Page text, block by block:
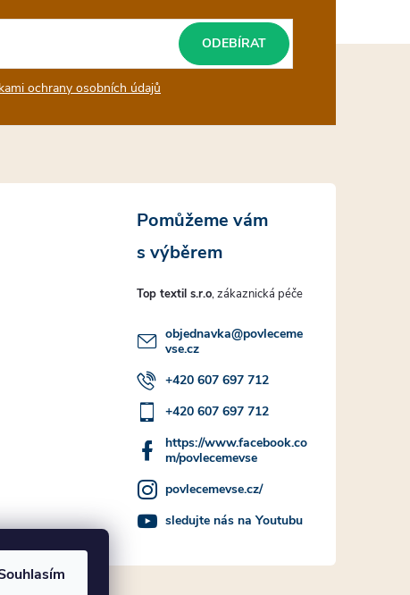
ochrany osobních údajů
ODEBÍRAT
Top textil s.r.o
objednavka@povleceme
vse.cz
+420 607 697 712
+420 607 697 712
https://www.facebook.co
m/povlecemevse
povlecemevse.cz/
sledujte nás na Youtubu